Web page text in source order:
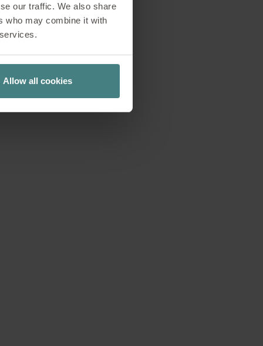
our traffic. We also share
who may combine it with
Allow all cookies
dell’unità
presso l’Istituto
molti anni
parlato con lui di
come il Work